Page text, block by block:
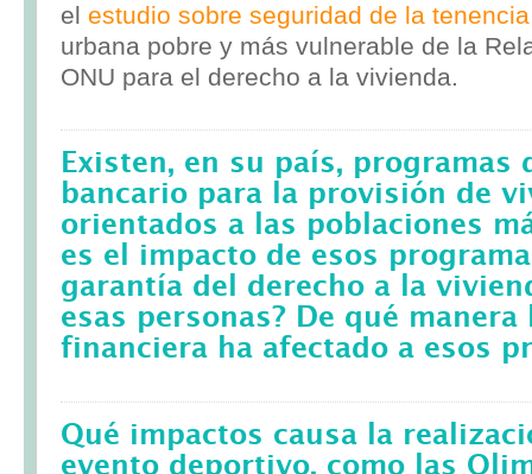
el estudio sobre seguridad de la tenencia
urbana pobre y más vulnerable de la
ONU para el derecho a la vivienda.
Existen, en su país, programas
bancario para la provisión de
orientados a las poblaciones
es el impacto de esos
garantía del derecho a la
esas personas? De qué
financiera ha afectado a esos
Qué impactos causa la
evento deportivo, como las